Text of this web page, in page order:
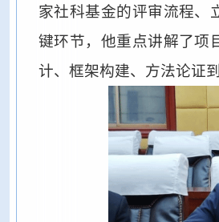
家社科基金的评审流程、
键环节，他重点讲解了项
计、框架构建、方法论证